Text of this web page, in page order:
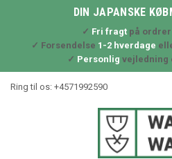
DIN JAPANSKE
✓ Fri fragtpå ordrer
✓ Forsendelse 1-2 hverdage
✓ Personlig vejledning
Ring til os: +4571992590